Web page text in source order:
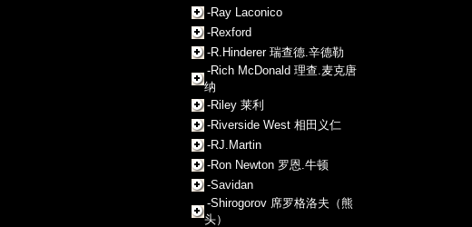
-Ray Laconico
-Rexford
-R.Hinderer 瑞查德.辛德勒
-Rich McDonald 理查.麦克唐
纳
-Riley 莱利
-Riverside West 相田义仁
-RJ.Martin
-Ron Newton 罗恩.牛顿
-Savidan
-Shirogorov 席罗格洛夫（熊
头）